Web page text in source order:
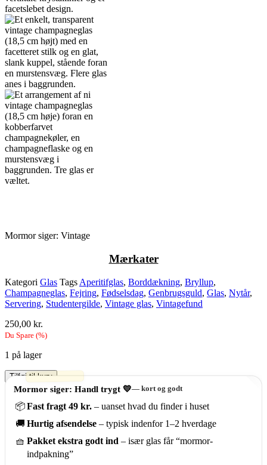
Mormor siger: Vintage
Mærkater
Kategori Glas Tags Aperitifglas, Borddækning, Bryllup,
Champagneglas, Fejring, Fødselsdag, Genbrugsguld, Glas, Nytår,
Servering, Studentergilde, Vintage glas, Vintagefund
250,00 kr.
Du Spare (%)
1 på lager
Vintage
champagneglas
(18,5
cm)
Tilføj til kurv
Mormor siger: Handl trygt 💛— kort og godt
📦Fast fragt 49 kr. – uanset hvad du finder i huset
🚚 Hurtig afsendelse – typisk indenfor 1–2 hverdage
🧺 Pakket ekstra godt ind – især glas får “mormor-
indpakning”